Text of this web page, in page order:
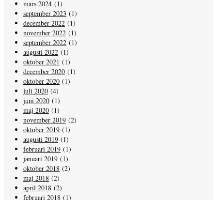
mars 2024 (1)
september 2023 (1)
december 2022 (1)
november 2022 (1)
september 2022 (1)
augusti 2022 (1)
oktober 2021 (1)
december 2020 (1)
oktober 2020 (1)
juli 2020 (4)
juni 2020 (1)
maj 2020 (1)
november 2019 (2)
oktober 2019 (1)
augusti 2019 (1)
februari 2019 (1)
januari 2019 (1)
oktober 2018 (2)
maj 2018 (2)
april 2018 (2)
februari 2018 (1)